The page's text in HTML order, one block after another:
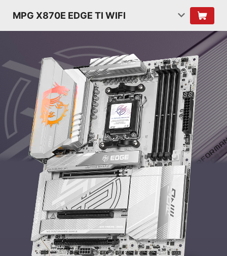
MPG X870E EDGE TI WIFI